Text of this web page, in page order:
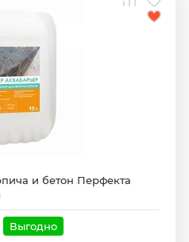
и бетон Перфекта
Выгодно